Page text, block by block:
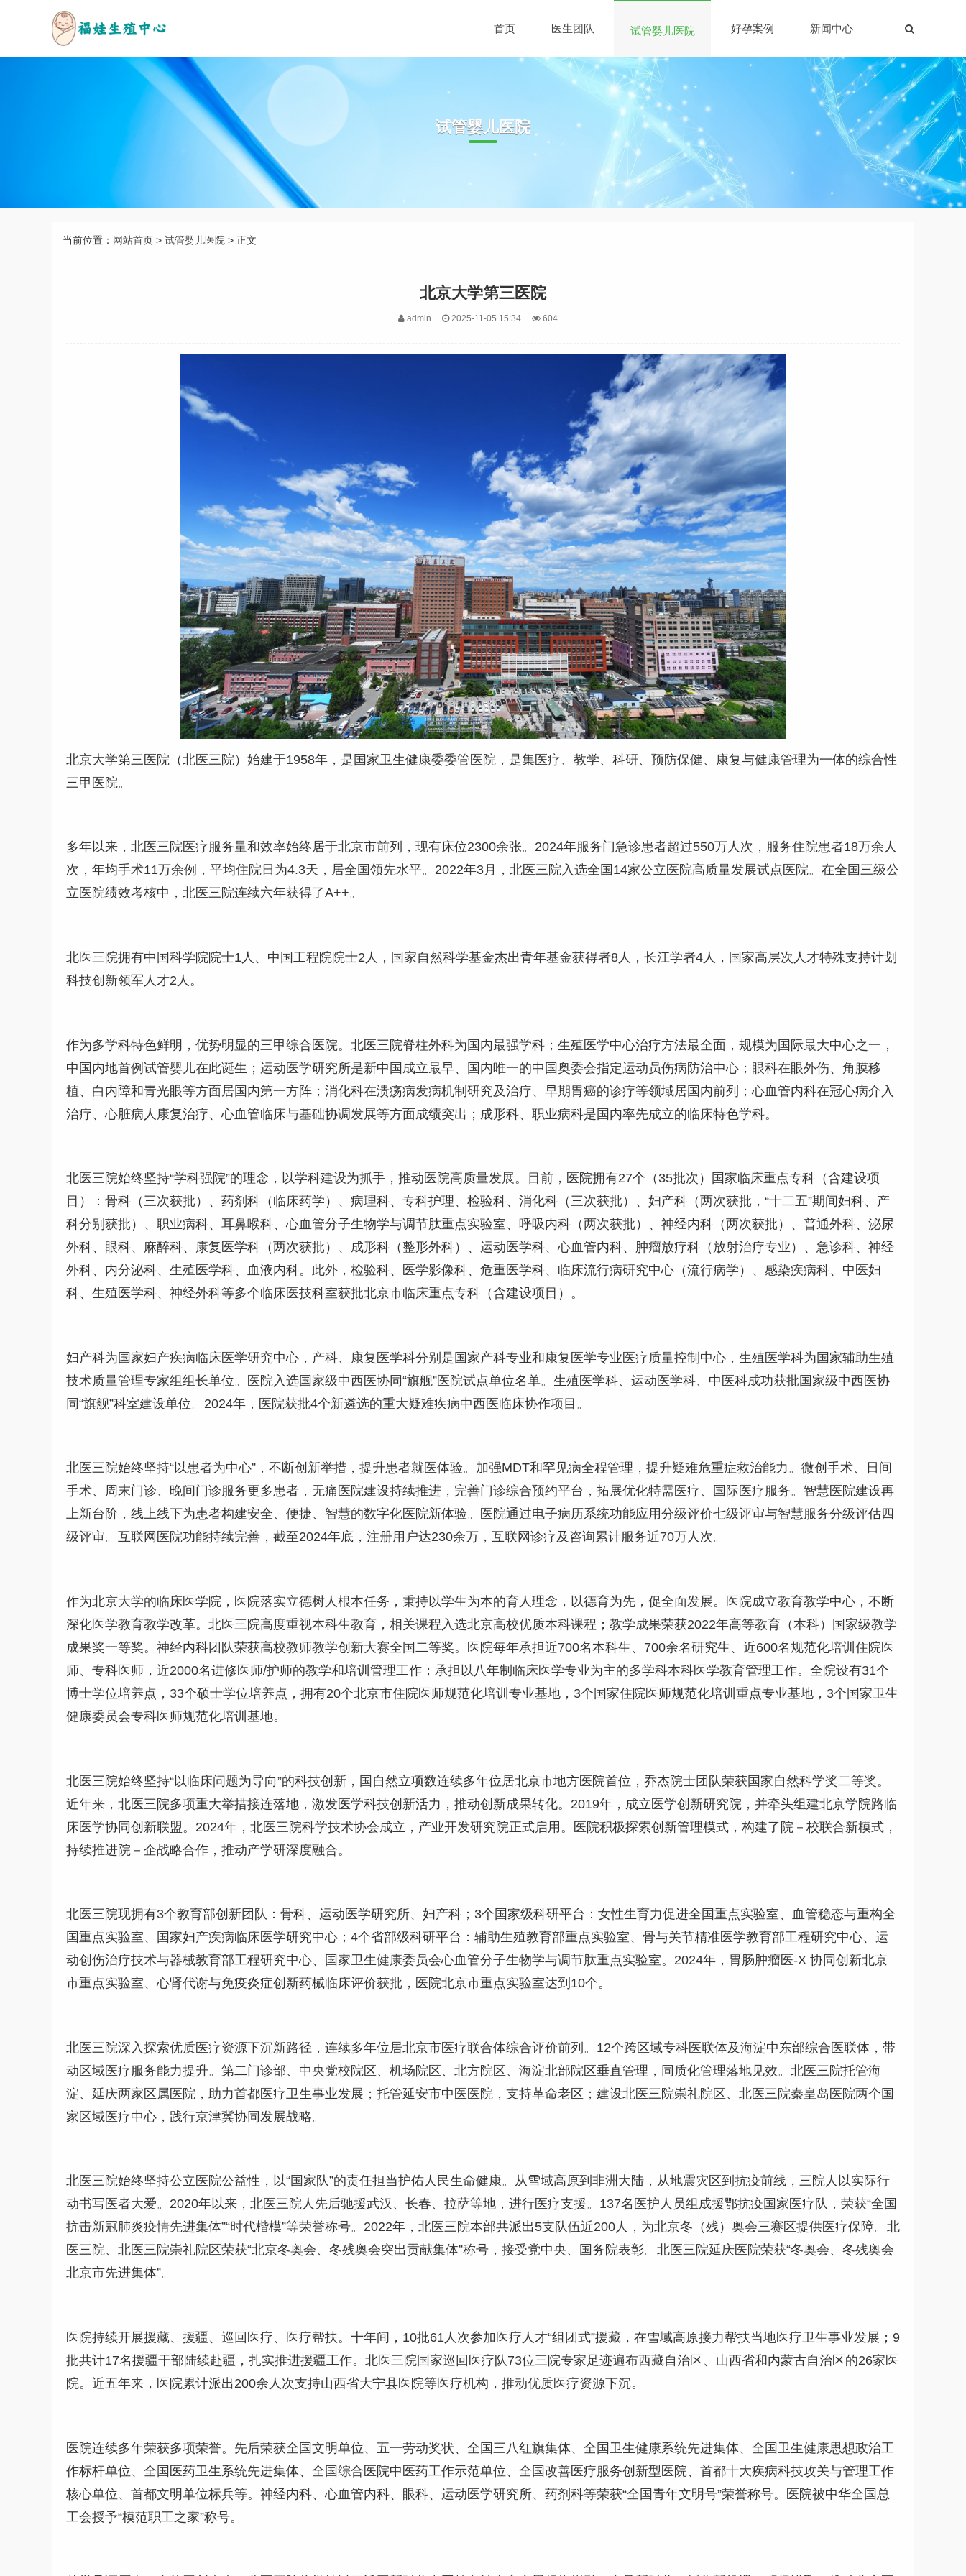
首页 医生团队 试管婴儿医院 好孕案例 新闻中心
试管婴儿医院
当前位置： 网站首页 > 试管婴儿医院 > 正文
北京大学第三医院
admin 2025-11-05 15:34 604
北京大学第三医院（北医三院）始建于1958年，是国家卫生健康委委管医院，是集医疗、教学、科研、预防保健、康复与健康管理为一体的综合性
三甲医院。
多年以来，北医三院医疗服务量和效率始终居于北京市前列，现有床位2300余张。2024年服务门急诊患者超过550万人次，服务住院患者18万余人
次，年均手术11万余例，平均住院日为4.3天，居全国领先水平。2022年3月，北医三院入选全国14家公立医院高质量发展试点医院。在全国三级公
立医院绩效考核中，北医三院连续六年获得了A++。
北医三院拥有中国科学院院士1人、中国工程院院士2人，国家自然科学基金杰出青年基金获得者8人，长江学者4人，国家高层次人才特殊支持计划
科技创新领军人才2人。
作为多学科特色鲜明，优势明显的三甲综合医院。北医三院脊柱外科为国内最强学科；生殖医学中心治疗方法最全面，规模为国际最大中心之一，
中国内地首例试管婴儿在此诞生；运动医学研究所是新中国成立最早、国内唯一的中国奥委会指定运动员伤病防治中心；眼科在眼外伤、角膜移
植、白内障和青光眼等方面居国内第一方阵；消化科在溃疡病发病机制研究及治疗、早期胃癌的诊疗等领域居国内前列；心血管内科在冠心病介入
治疗、心脏病人康复治疗、心血管临床与基础协调发展等方面成绩突出；成形科、职业病科是国内率先成立的临床特色学科。
北医三院始终坚持“学科强院”的理念，以学科建设为抓手，推动医院高质量发展。目前，医院拥有27个（35批次）国家临床重点专科（含建设项
目）：骨科（三次获批）、药剂科（临床药学）、病理科、专科护理、检验科、消化科（三次获批）、妇产科（两次获批，“十二五”期间妇科、产
科分别获批）、职业病科、耳鼻喉科、心血管分子生物学与调节肽重点实验室、呼吸内科（两次获批）、神经内科（两次获批）、普通外科、泌尿
外科、眼科、麻醉科、康复医学科（两次获批）、成形科（整形外科）、运动医学科、心血管内科、肿瘤放疗科（放射治疗专业）、急诊科、神经
外科、内分泌科、生殖医学科、血液内科。此外，检验科、医学影像科、危重医学科、临床流行病研究中心（流行病学）、感染疾病科、中医妇
科、生殖医学科、神经外科等多个临床医技科室获批北京市临床重点专科（含建设项目）。
妇产科为国家妇产疾病临床医学研究中心，产科、康复医学科分别是国家产科专业和康复医学专业医疗质量控制中心，生殖医学科为国家辅助生殖
技术质量管理专家组组长单位。医院入选国家级中西医协同“旗舰”医院试点单位名单。生殖医学科、运动医学科、中医科成功获批国家级中西医协
同“旗舰”科室建设单位。2024年，医院获批4个新遴选的重大疑难疾病中西医临床协作项目。
北医三院始终坚持“以患者为中心”，不断创新举措，提升患者就医体验。加强MDT和罕见病全程管理，提升疑难危重症救治能力。微创手术、日间
手术、周末门诊、晚间门诊服务更多患者，无痛医院建设持续推进，完善门诊综合预约平台，拓展优化特需医疗、国际医疗服务。智慧医院建设再
上新台阶，线上线下为患者构建安全、便捷、智慧的数字化医院新体验。医院通过电子病历系统功能应用分级评价七级评审与智慧服务分级评估四
级评审。互联网医院功能持续完善，截至2024年底，注册用户达230余万，互联网诊疗及咨询累计服务近70万人次。
作为北京大学的临床医学院，医院落实立德树人根本任务，秉持以学生为本的育人理念，以德育为先，促全面发展。医院成立教育教学中心，不断
深化医学教育教学改革。北医三院高度重视本科生教育，相关课程入选北京高校优质本科课程；教学成果荣获2022年高等教育（本科）国家级教学
成果奖一等奖。神经内科团队荣获高校教师教学创新大赛全国二等奖。医院每年承担近700名本科生、700余名研究生、近600名规范化培训住院医
师、专科医师，近2000名进修医师/护师的教学和培训管理工作；承担以八年制临床医学专业为主的多学科本科医学教育管理工作。全院设有31个
博士学位培养点，33个硕士学位培养点，拥有20个北京市住院医师规范化培训专业基地，3个国家住院医师规范化培训重点专业基地，3个国家卫生
健康委员会专科医师规范化培训基地。
北医三院始终坚持“以临床问题为导向”的科技创新，国自然立项数连续多年位居北京市地方医院首位，乔杰院士团队荣获国家自然科学奖二等奖。
近年来，北医三院多项重大举措接连落地，激发医学科技创新活力，推动创新成果转化。2019年，成立医学创新研究院，并牵头组建北京学院路临
床医学协同创新联盟。2024年，北医三院科学技术协会成立，产业开发研究院正式启用。医院积极探索创新管理模式，构建了院－校联合新模式，
持续推进院－企战略合作，推动产学研深度融合。
北医三院现拥有3个教育部创新团队：骨科、运动医学研究所、妇产科；3个国家级科研平台：女性生育力促进全国重点实验室、血管稳态与重构全
国重点实验室、国家妇产疾病临床医学研究中心；4个省部级科研平台：辅助生殖教育部重点实验室、骨与关节精准医学教育部工程研究中心、运
动创伤治疗技术与器械教育部工程研究中心、国家卫生健康委员会心血管分子生物学与调节肽重点实验室。2024年，胃肠肿瘤医-X 协同创新北京
市重点实验室、心肾代谢与免疫炎症创新药械临床评价获批，医院北京市重点实验室达到10个。
北医三院深入探索优质医疗资源下沉新路径，连续多年位居北京市医疗联合体综合评价前列。12个跨区域专科医联体及海淀中东部综合医联体，带
动区域医疗服务能力提升。第二门诊部、中央党校院区、机场院区、北方院区、海淀北部院区垂直管理，同质化管理落地见效。北医三院托管海
淀、延庆两家区属医院，助力首都医疗卫生事业发展；托管延安市中医医院，支持革命老区；建设北医三院崇礼院区、北医三院秦皇岛医院两个国
家区域医疗中心，践行京津冀协同发展战略。
北医三院始终坚持公立医院公益性，以“国家队”的责任担当护佑人民生命健康。从雪域高原到非洲大陆，从地震灾区到抗疫前线，三院人以实际行
动书写医者大爱。2020年以来，北医三院人先后驰援武汉、长春、拉萨等地，进行医疗支援。137名医护人员组成援鄂抗疫国家医疗队，荣获“全国
抗击新冠肺炎疫情先进集体”“时代楷模”等荣誉称号。2022年，北医三院本部共派出5支队伍近200人，为北京冬（残）奥会三赛区提供医疗保障。北
医三院、北医三院崇礼院区荣获“北京冬奥会、冬残奥会突出贡献集体”称号，接受党中央、国务院表彰。北医三院延庆医院荣获“冬奥会、冬残奥会
北京市先进集体”。
医院持续开展援藏、援疆、巡回医疗、医疗帮扶。十年间，10批61人次参加医疗人才“组团式”援藏，在雪域高原接力帮扶当地医疗卫生事业发展；9
批共计17名援疆干部陆续赴疆，扎实推进援疆工作。北医三院国家巡回医疗队73位三院专家足迹遍布西藏自治区、山西省和内蒙古自治区的26家医
院。近五年来，医院累计派出200余人次支持山西省大宁县医院等医疗机构，推动优质医疗资源下沉。
医院连续多年荣获多项荣誉。先后荣获全国文明单位、五一劳动奖状、全国三八红旗集体、全国卫生健康系统先进集体、全国卫生健康思想政治工
作标杆单位、全国医药卫生系统先进集体、全国综合医院中医药工作示范单位、全国改善医疗服务创新型医院、首都十大疾病科技攻关与管理工作
核心单位、首都文明单位标兵等。神经内科、心血管内科、眼科、运动医学研究所、药剂科等荣获“全国青年文明号”荣誉称号。医院被中华全国总
工会授予“模范职工之家”称号。